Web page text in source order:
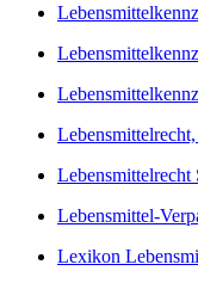
Lebensmittelrecht
Lebensmittel-
Lexikon